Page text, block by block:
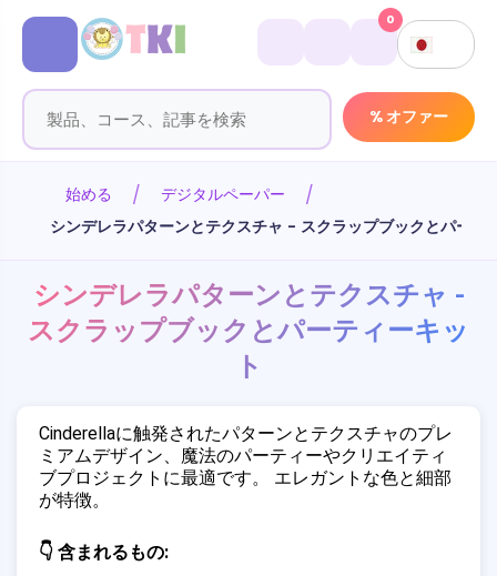
% オファー
0
始める
デジタルペーパー
シンデレラパターンとテクスチャ - スクラップブックとパーテ
シンデレラパターンとテクスチャ -
スクラップブックとパーティーキッ
ト
Cinderellaに触発されたパターンとテクスチャのプレ
ミアムデザイン、魔法のパーティーやクリエイティ
ブプロジェクトに最適です。 エレガントな色と細部
が特徴。
👇 含まれるもの: